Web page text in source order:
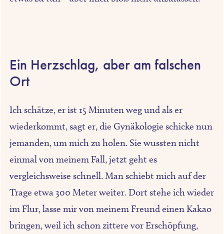
Ein Herzschlag, aber am falschen
Ort
Ich schätze, er ist 15 Minuten weg und als er
wiederkommt, sagt er, die Gynäkologie schicke nun
jemanden, um mich zu holen. Sie wussten nicht
einmal von meinem Fall, jetzt geht es
vergleichsweise schnell. Man schiebt mich auf der
Trage etwa 300 Meter weiter. Dort stehe ich wieder
im Flur, lasse mir von meinem Freund einen Kakao
bringen, weil ich schon zittere vor Erschöpfung,